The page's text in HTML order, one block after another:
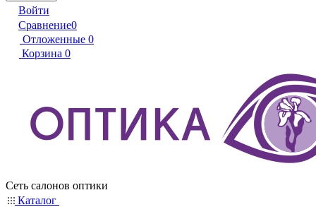
Войти
Сравнение0
Отложенные 0
Корзина 0
Сеть салонов оптики
Каталог